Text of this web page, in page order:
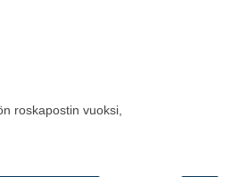
roskapostin vuoksi,